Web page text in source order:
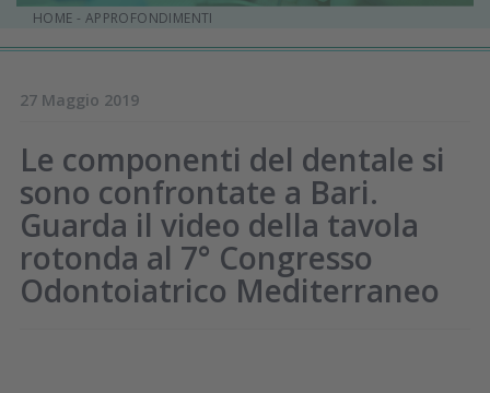
HOME - APPROFONDIMENTI
27 Maggio 2019
Le componenti del dentale si
sono confrontate a Bari.
Guarda il video della tavola
rotonda al 7° Congresso
Odontoiatrico Mediterraneo